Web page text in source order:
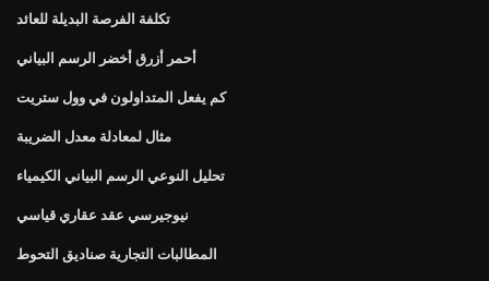
تكلفة الفرصة البديلة للعائد
أحمر أزرق أخضر الرسم البياني
كم يفعل المتداولون في وول ستريت
مثال لمعادلة معدل الضريبة
تحليل النوعي الرسم البياني الكيمياء
نيوجيرسي عقد عقاري قياسي
المطالبات التجارية صناديق التحوط